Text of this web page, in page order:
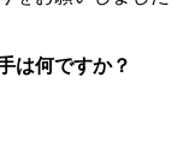
は何ですか？